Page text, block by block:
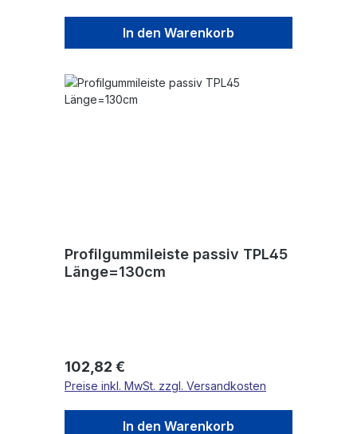
In den Warenkorb
Profilgummileiste passiv TPL45
Länge=130cm
Regulärer Preis:
102,82 €
Preise inkl. MwSt. zzgl. Versandkosten
In den Warenkorb